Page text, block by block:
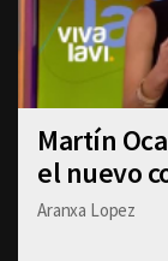
Martín
el nuevo
Aranxa Lopez